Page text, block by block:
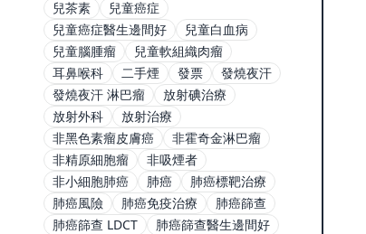
兒茶素
兒童癌症
兒童癌症醫生邊間好
兒童白血病
兒童腦腫瘤
兒童軟組織肉瘤
耳鼻喉科
二手煙 發票
發燒夜汗
發燒夜汗 淋巴瘤
放射碘治療
放射外科
放射治療
非黑色素瘤皮膚癌
非霍奇金淋巴瘤
非精原細胞瘤
非吸煙者
非小細胞肺癌
肺癌
肺癌標靶治療
肺癌風險
肺癌免疫治療
肺癌篩查
肺癌篩查 LDCT
肺癌篩查醫生邊間好